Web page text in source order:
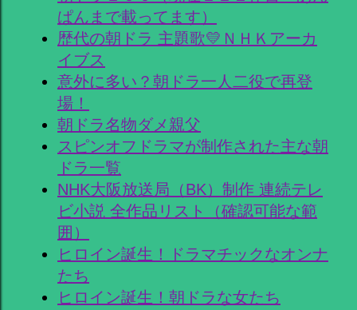
ぱんまで載ってます）
歴代の朝ドラ 主題歌💛ＮＨＫアーカ
イブス
意外に多い？朝ドラ一人二役で再登
場！
朝ドラ名物ダメ親父
スピンオフドラマが制作された主な朝
ドラ一覧
NHK大阪放送局（BK）制作 連続テレ
ビ小説 全作品リスト（確認可能な範
囲）
ヒロイン誕生！ドラマチックなオンナ
たち
ヒロイン誕生！朝ドラな女たち